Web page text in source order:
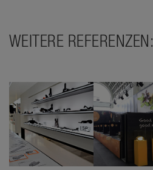
WEITERE REFERENZEN: